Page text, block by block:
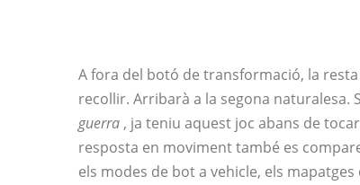
A fora del botó de transformació, la
recollir. Arribarà a la segona naturalesa.
guerra , ja teniu aquest joc abans de
resposta en moviment també es
els modes de bot a vehicle, els